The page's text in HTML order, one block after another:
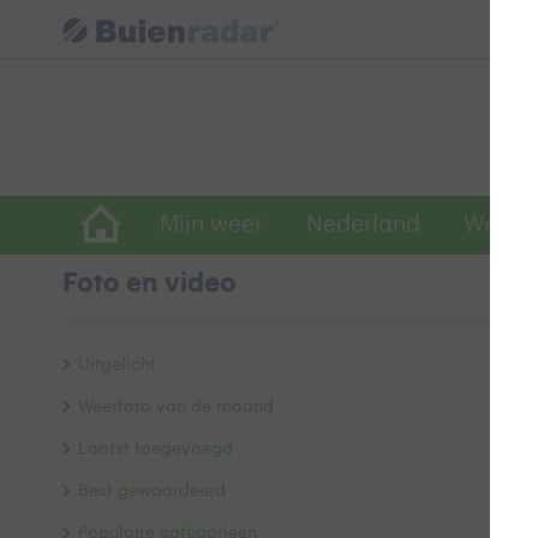
Mijn weer Nederland
Foto en video
Uitgelicht
Weerfoto van de maand
Laatst toegevoegd
Best gewaardeerd
Populaire categorieën